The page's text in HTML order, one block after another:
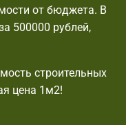
от бюджета. В
500000 рублей,
строительных
цена 1м2!